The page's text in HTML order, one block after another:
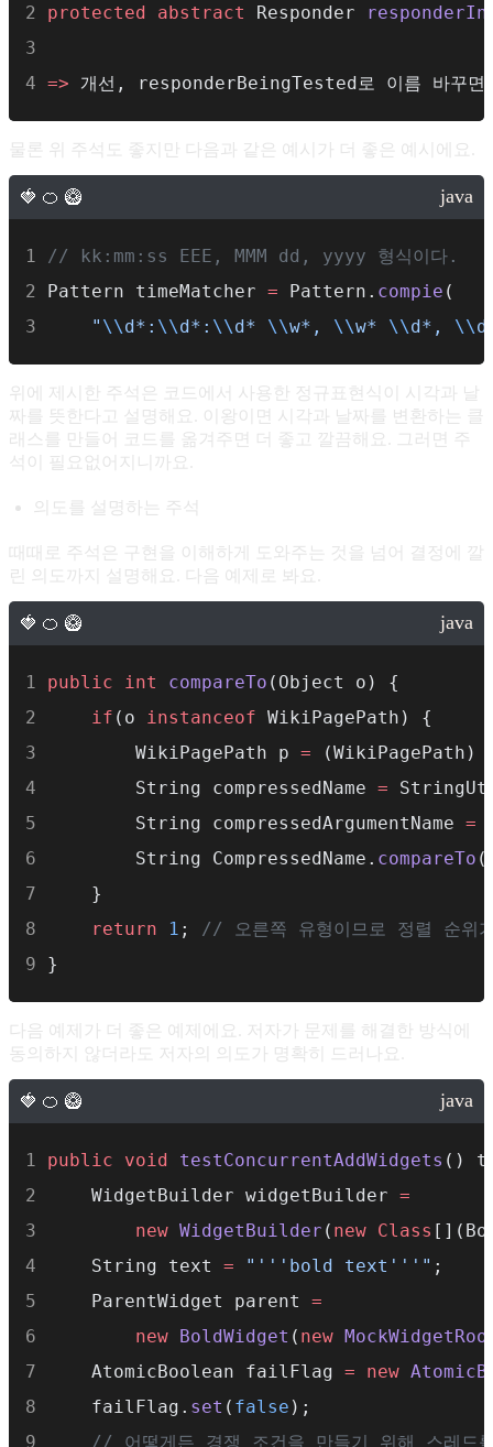
protected
abstract Responder
=> 개선, responderBeingTested로 이름 바꾸면
물론 위 주석도 좋지만 다음과 같은 예시가 더 좋은 예시에요.
// kk:mm:ss EEE, MMM dd, yyyy 형식이다.
Pattern timeMatcher = Pattern. compie (
" \\d*: \\d*: \\d* \\w*, \\w* \\d*, \\
위에 제시한 주석은 코드에서 사용한 정규표현식이 시각과 날
짜를 뜻한다고 설명해요. 이왕이면 시각과 날짜를 변환하는 클
래스를 만들어 코드를 옮겨주면 더 좋고 깔끔해요. 그러면 주
석이 필요없어지니까요.
의도를 설명하는 주석
때때로 주석은 구현을 이해하게 도와주는 것을 넘어 결정에 깔
린 의도까지 설명해요. 다음 예제로 봐요.
public int compareTo (Object o) {
if (o instanceof WikiPagePath) {
        WikiPagePath p
= (WikiPagePath)
        String compressedName
=
        String compressedArgumentName
=
        String CompressedName.
compareTo
    }
return
1 ; // 오른쪽 유형이므로 정렬 순위
}
다음 예제가 더 좋은 예제에요. 저자가 문제를 해결한 방식에
동의하지 않더라도 저자의 의도가 명확히 드러나요.
public void testConcurrentAddWidgets ()
    WidgetBuilder widgetBuilder
=
new WidgetBuilder ( new Class
    String text
= "'''bold text'''" ;
    ParentWidget parent
=
new BoldWidget ( new
    AtomicBoolean failFlag
= new
    failFlag.
set ( false );
// 어떻게든 경쟁 조건을 만들기 위해 스레드